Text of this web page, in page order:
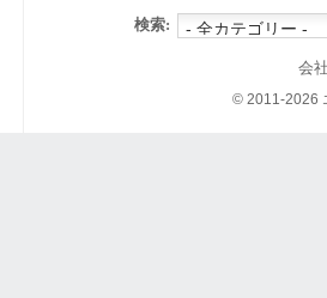
検索:
会
© 2011-2026